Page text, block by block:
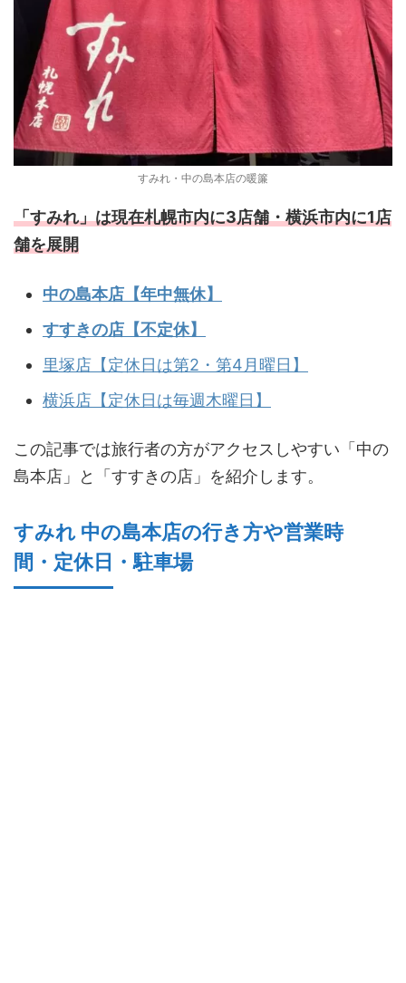
すみれ・中の島本店の暖簾
「すみれ」は現在札幌市内に3店舗・横浜市内に1店
舗を展開
中の島本店【年中無休】
すすきの店【不定休】
里塚店【定休日は第2・第4月曜日】
横浜店【定休日は毎週木曜日】
この記事では旅行者の方がアクセスしやすい「中の
島本店」と「すすきの店」を紹介します。
すみれ 中の島本店の行き方や営業時
間・定休日・駐車場